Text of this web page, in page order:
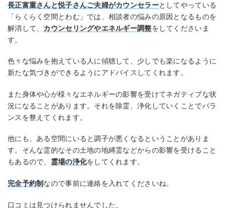
長正富重さんと悦子さんご夫婦がカウンセラーとしてやっている
「らくらく空間とわむ」では、相談者の悩みの原因となるものを
解消して、 カウンセリングやエネルギー調整をしてくださいま
す。
色々な悩みを抱えている人に傾聴して、少しでも楽になるように
新たな気づきができるようにアドバイスしてくれます。
また身体や心が様々なエネルギーの影響を受けてネガティブな状
況になることがあります。それを除霊、浄化していくことでバラ
ンスを整えてくれます。
他にも、ある空間にいると調子が悪くなるということがありま
す。そんな霊的なその土地の地縛霊などからの影響を受けること
もあるので、 霊場の浄化をしてくれます。
完全予約制 なので事前に連絡を入れてくださいね。
口コミは見つけられませんでした。